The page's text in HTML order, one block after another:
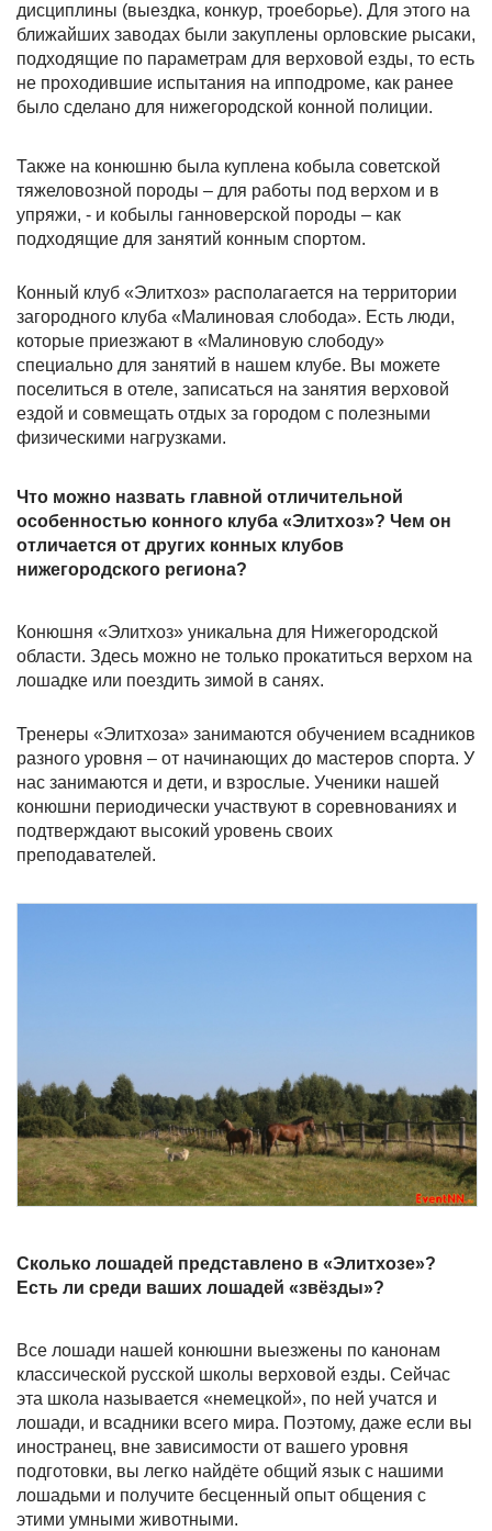
дисциплины (выездка, конкур, троеборье). Для этого на
ближайших заводах были закуплены орловские рысаки,
подходящие по параметрам для верховой езды, то есть
не проходившие испытания на ипподроме, как ранее
было сделано для нижегородской конной полиции.
Также на конюшню была куплена кобыла советской
тяжеловозной породы – для работы под верхом и в
упряжи, - и кобылы ганноверской породы – как
подходящие для занятий конным спортом.
Конный клуб «Элитхоз» располагается на территории
загородного клуба «Малиновая слобода». Есть люди,
которые приезжают в «Малиновую слободу»
специально для занятий в нашем клубе. Вы можете
поселиться в отеле, записаться на занятия верховой
ездой и совмещать отдых за городом с полезными
физическими нагрузками.
Что можно назвать главной отличительной
особенностью конного клуба «Элитхоз»? Чем он
отличается от других конных клубов
нижегородского региона?
Конюшня «Элитхоз» уникальна для Нижегородской
области. Здесь можно не только прокатиться верхом на
лошадке или поездить зимой в санях.
Тренеры «Элитхоза» занимаются обучением всадников
разного уровня – от начинающих до мастеров спорта. У
нас занимаются и дети, и взрослые. Ученики нашей
конюшни периодически участвуют в соревнованиях и
подтверждают высокий уровень своих
преподавателей.
Сколько лошадей представлено в «Элитхозе»?
Есть ли среди ваших лошадей «звёзды»?
Все лошади нашей конюшни выезжены по канонам
классической русской школы верховой езды. Сейчас
эта школа называется «немецкой», по ней учатся и
лошади, и всадники всего мира. Поэтому, даже если вы
иностранец, вне зависимости от вашего уровня
подготовки, вы легко найдёте общий язык с нашими
лошадьми и получите бесценный опыт общения с
этими умными животными.